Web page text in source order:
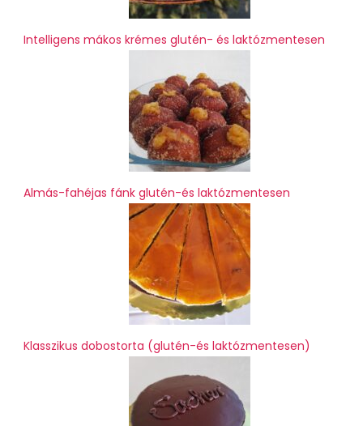
Intelligens mákos krémes glutén- és laktózmentesen
Almás-fahéjas fánk glutén-és laktózmentesen
Klasszikus dobostorta (glutén-és laktózmentesen)